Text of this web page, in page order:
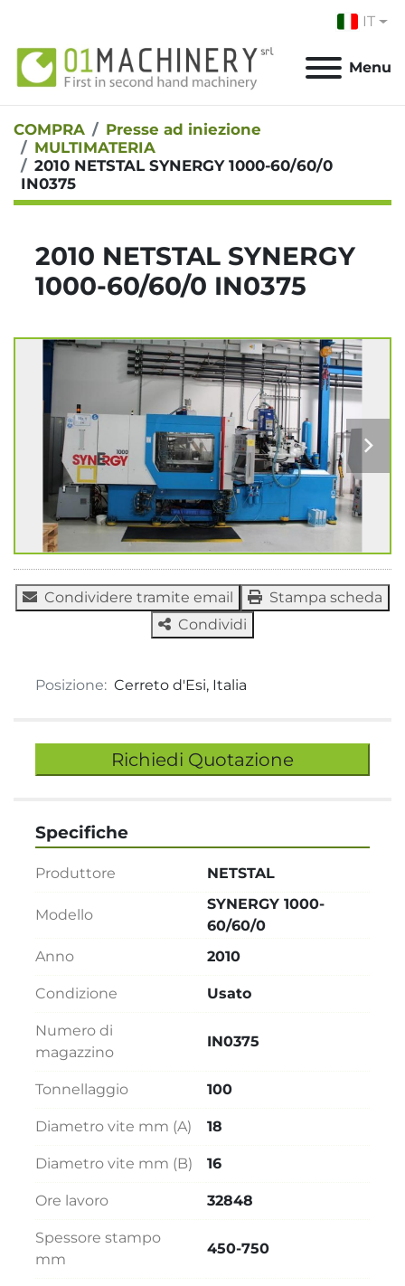
IT
Menu
COMPRA
Presse ad iniezione
MULTIMATERIA
2010 NETSTAL SYNERGY 1000-60/60/0
IN0375
2010 NETSTAL SYNERGY
1000-60/60/0 IN0375
Condividere tramite email
Stampa scheda
Condividi
Posizione: Cerreto d'Esi, Italia
Richiedi Quotazione
Specifiche
Produttore NETSTAL
Modello
SYNERGY 1000-
60/60/0
Anno
2010
Condizione Usato
Numero di
magazzino
IN0375
Tonnellaggio 100
Diametro vite mm (A) 18
Diametro vite mm (B) 16
Ore lavoro 32848
Spessore stampo
mm
450-750